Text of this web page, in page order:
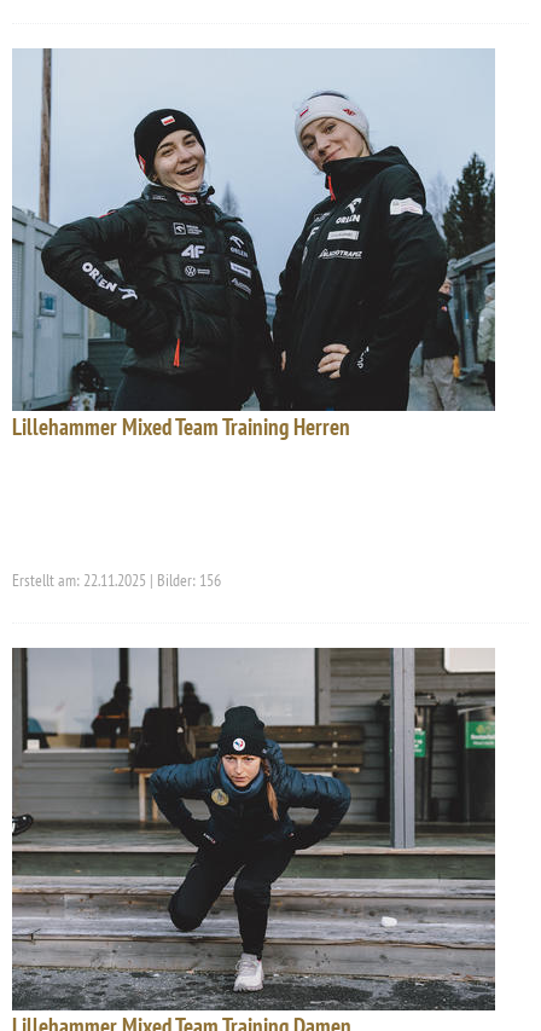
Lillehammer Mixed Team Training Herren
Erstellt am: 22.11.2025 | Bilder: 156